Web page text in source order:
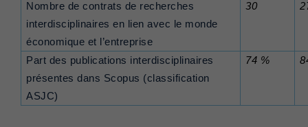
Nombre de contrats de recherches
interdisciplinaires en lien avec le monde
économique et l’entreprise
30
Part des publications interdisciplinaires
présentes dans Scopus (classification
ASJC)
74 %